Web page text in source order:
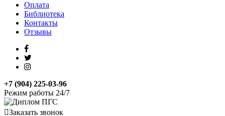
Оплата
Библиотека
Контакты
Отзывы
+7 (904) 225-03-96
Режим работы 24/7
Заказать звонок